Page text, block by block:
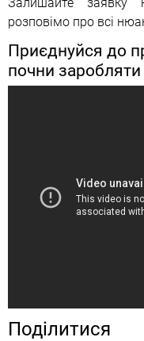
розповімо про всі
Приєднуйся до
почни заробляти
Поділитися